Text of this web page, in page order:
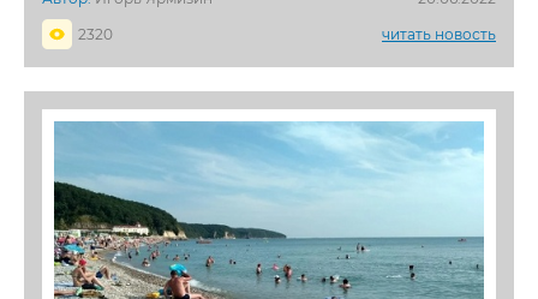
2320
читать новость